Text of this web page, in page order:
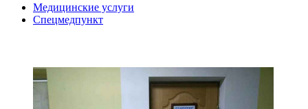
Медицинские услуги
Спецмедпункт